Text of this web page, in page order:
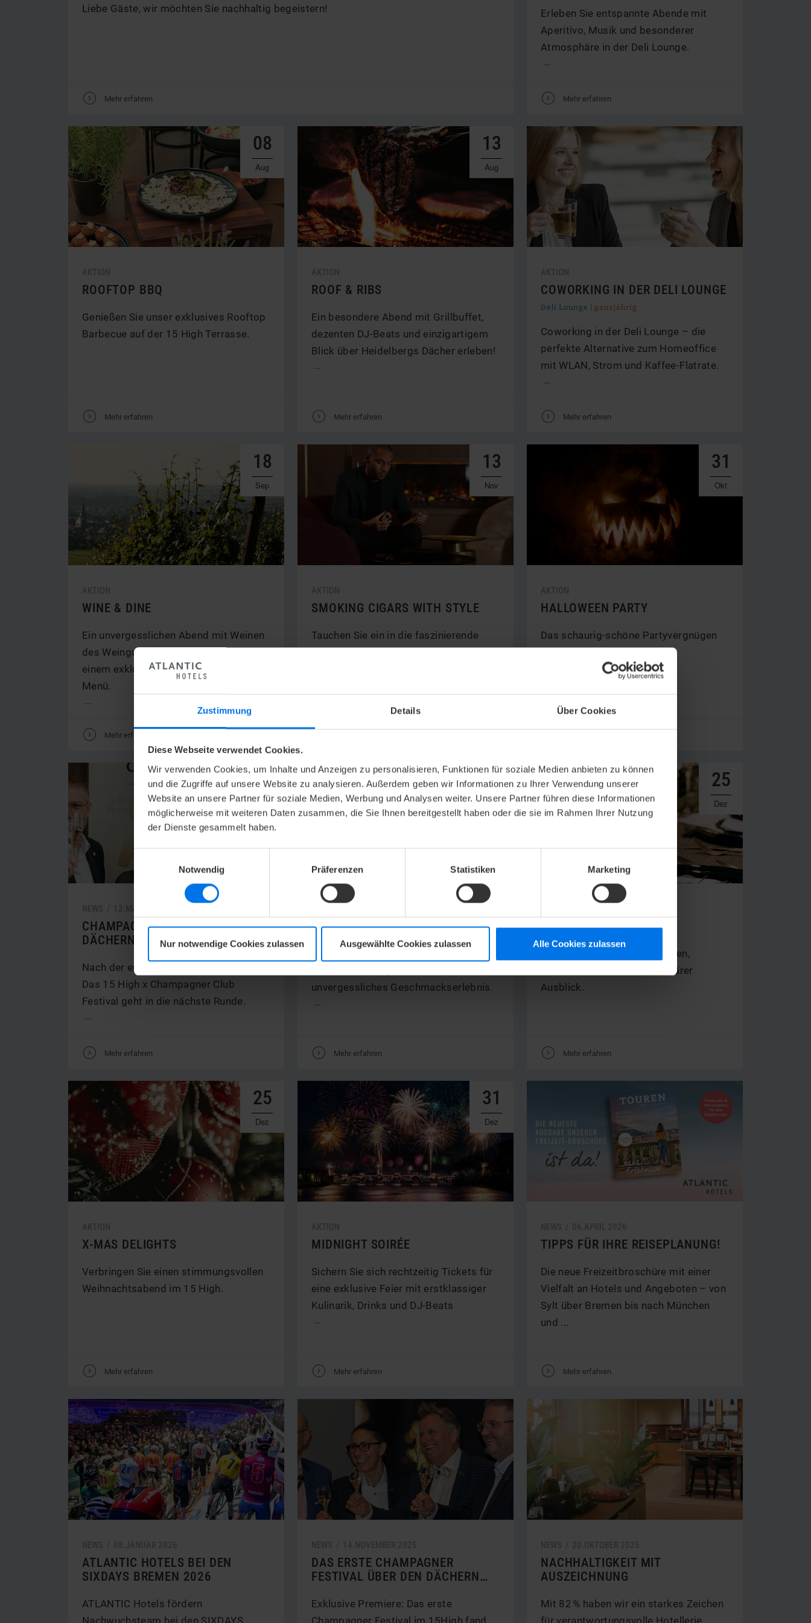
Zustimmung Details Über Cookies
Diese Webseite verwendet Cookies.
Wir verwenden Cookies, um Inhalte und Anzeigen zu personalisieren, Funktionen für soziale Medien anbieten zu können
und die Zugriffe auf unsere Website zu analysieren. Außerdem geben wir Informationen zu Ihrer Verwendung unserer
Website an unsere Partner für soziale Medien, Werbung und Analysen weiter. Unsere Partner führen diese Informationen
möglicherweise mit weiteren Daten zusammen, die Sie Ihnen bereitgestellt haben oder die sie im Rahmen Ihrer Nutzung
der Dienste gesammelt haben.
Notwendig
Präferenzen Statistiken Marketing
Nur notwendige Cookies zulassen Ausgewählte Cookies zulassen Alle Cookies zulassen
Liebe Gäste, wir möchten Sie nachhaltig begeistern!
V Mehr erfahren
Erleben Sie entspannte Abende mit
Aperitivo, Musik und besonderer
Atmosphäre in der Deli Lounge.
...
V Mehr erfahren
08
Aug
ROOFTOP BBQ
Genießen Sie unser exklusives Rooftop
Barbecue auf der 15 High Terrasse.
V Mehr erfahren
13
Aug
ROOF & RIBS
Ein besondere Abend mit Grillbuffet,
dezenten DJ-Beats und einzigartigem
Blick über Heidelbergs Dächer erleben!
...
V Mehr erfahren
COWORKING IN DER DELI LOUNGE
Deli Lounge | ganzjährig
Coworking in der Deli Lounge – die
perfekte Alternative zum Homeoffice
mit WLAN, Strom und Kaffee-Flatrate.
...
V Mehr erfahren
18
Sep
WINE & DINE
Ein unvergesslichen Abend mit Weinen
des Weinguts Bassermann-Jordan und
einem exklusiven 5 Gang-Seafood
Menü.
...
V Mehr erfahren
13
Nov
SMOKING CIGARS WITH STYLE
Tauchen Sie ein in die faszinierende
31
Okt
HALLOWEEN PARTY
Das schaurig-schöne Partyvergnügen
CHAMPAGNERGENUSS ÜBER DEN
DÄCHERN HEIDELBERGS
Nach der erfolgreichen Premiere 2025:
Das 15 High x Champagner Club
Festival geht in die nächste Runde.
...
V Mehr erfahren
29
Nov
SNOWBALL BRUNCH
unvergessliches Geschmackserlebnis.
...
V Mehr erfahren
25
Dez
X-MAS BRUNCH
Ihre Liebsten, köstliches Essen,
Livemusik und ein spektakulärer
Ausblick.
V Mehr erfahren
25
Dez
X-MAS DELIGHTS
Verbringen Sie einen stimmungsvollen
Weihnachtsabend im 15 High.
V Mehr erfahren
31
Dez
MIDNIGHT SOIRÉE
Sichern Sie sich rechtzeitig Tickets für
eine exklusive Feier mit erstklassiger
Kulinarik, Drinks und DJ-Beats
...
V Mehr erfahren
TIPPS FÜR IHRE REISEPLANUNG!
Die neue Freizeitbroschüre mit einer
Vielfalt an Hotels und Angeboten – von
Sylt über Bremen bis nach München
und ...
V Mehr erfahren
ATLANTIC HOTELS BEI DEN
SIXDAYS BREMEN 2026
ATLANTIC Hotels fördern
Nachwuchsteam bei den SIXDAYS
DAS ERSTE CHAMPAGNER
FESTIVAL ÜBER DEN DÄCHERN…
Exklusive Premiere: Das erste
Champagner Festival im 15High fand
NACHHALTIGKEIT MIT
AUSZEICHNUNG
Mit 82 % haben wir ein starkes Zeichen
für verantwortungsvolle Hotellerie